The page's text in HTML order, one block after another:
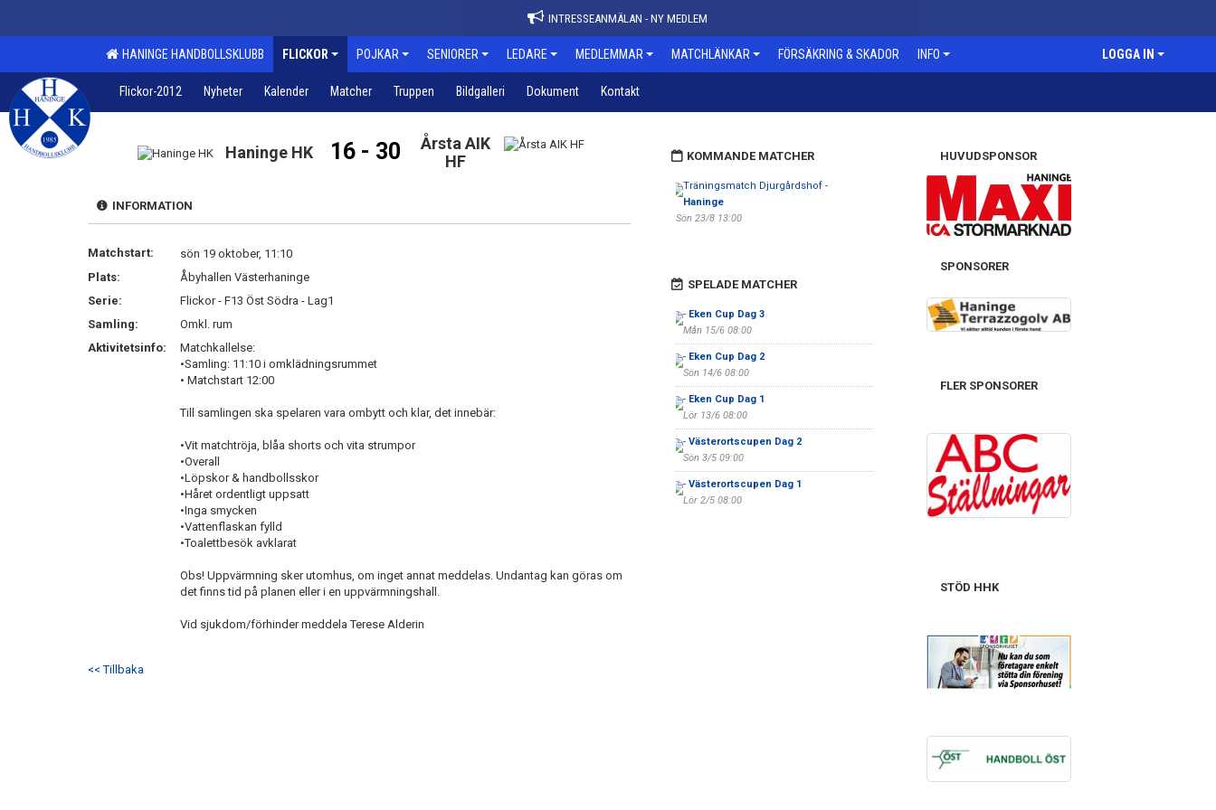
INTRESSEANMÄLAN - NY MEDLEM
HANINGE HANDBOLLSKLUBB FLICKOR POJKAR SENIORER LEDARE MEDLEMMAR MATCHLÄNKAR FÖRSÄKRING & SKADOR INFO LOGGA IN
Flickor-2012 Nyheter Kalender Matcher Truppen Bildgalleri Dokument Kontakt
Haninge HK 16 - 30
Årsta AIK
HF
INFORMATION
Matchstart:
sön 19 oktober, 11:10
Plats:
Åbyhallen Västerhaninge
Serie:
Flickor - F13 Öst Södra - Lag1
Samling:
Omkl. rum
Aktivitetsinfo:
Matchkallelse:
•Samling: 11:10 i omklädningsrummet
• Matchstart 12:00
Till samlingen ska spelaren vara ombytt och klar, det innebär:
•Vit matchtröja, blåa shorts och vita strumpor
•Overall
•Löpskor & handbollsskor
•Håret ordentligt uppsatt
•Inga smycken
•Vattenflaskan fylld
•Toalettbesök avklarat
Obs! Uppvärmning sker utomhus, om inget annat meddelas. Undantag kan göras om
det finns tid på planen eller i en uppvärmningshall.
Vid sjukdom/förhinder meddela Terese Alderin
<< Tillbaka
KOMMANDE MATCHER
Träningsmatch Djurgårdshof -
Haninge
Sön 23/8 13:00
SPELADE MATCHER
- Eken Cup Dag 3
Mån 15/6 08:00
- Eken Cup Dag 2
Sön 14/6 08:00
- Eken Cup Dag 1
Lör 13/6 08:00
- Västerortscupen Dag 2
Sön 3/5 09:00
- Västerortscupen Dag 1
Lör 2/5 08:00
HUVUDSPONSOR
SPONSORER
FLER SPONSORER
STÖD HHK